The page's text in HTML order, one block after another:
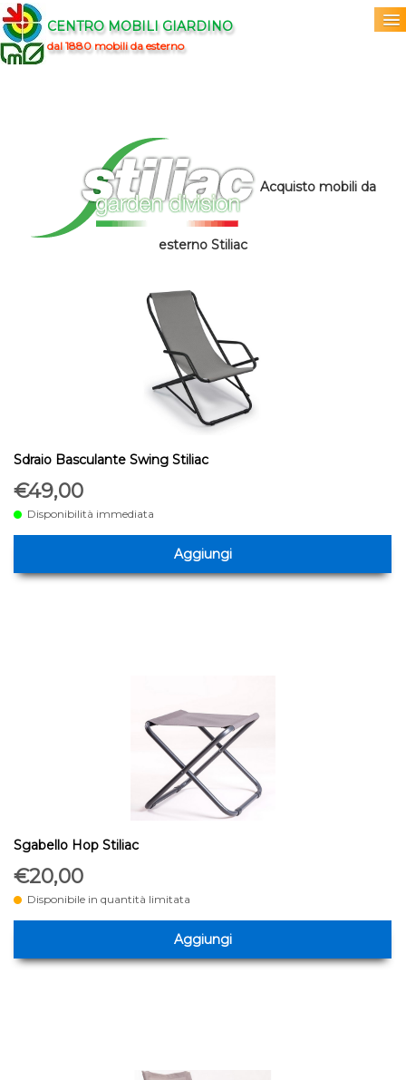
CENTRO MOBILI GIARDINO
dal 1880 mobili da esterno
▼
Prodotti▼
Acquisto mobili da
esterno Stiliac
Sdraio Basculante Swing Stiliac
€49,00
Disponibilità immediata
Aggiungi
Sgabello Hop Stiliac
€20,00
Disponibile in quantità limitata
Aggiungi